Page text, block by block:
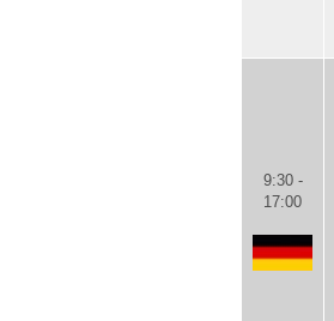
9:30 -
17:00